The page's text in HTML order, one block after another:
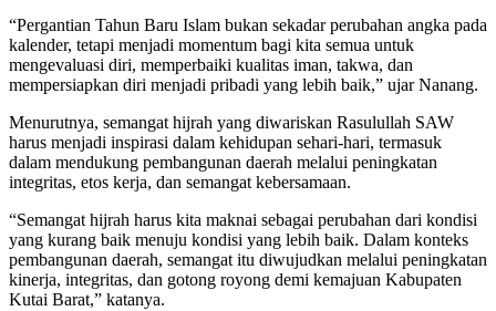
“Pergantian Tahun Baru Islam bukan sekadar perubahan angka pada
kalender, tetapi menjadi momentum bagi kita semua untuk
mengevaluasi diri, memperbaiki kualitas iman, takwa, dan
mempersiapkan diri menjadi pribadi yang lebih baik,” ujar Nanang.
Menurutnya, semangat hijrah yang diwariskan Rasulullah SAW
harus menjadi inspirasi dalam kehidupan sehari-hari, termasuk
dalam mendukung pembangunan daerah melalui peningkatan
integritas, etos kerja, dan semangat kebersamaan.
“Semangat hijrah harus kita maknai sebagai perubahan dari kondisi
yang kurang baik menuju kondisi yang lebih baik. Dalam konteks
pembangunan daerah, semangat itu diwujudkan melalui peningkatan
kinerja, integritas, dan gotong royong demi kemajuan Kabupaten
Kutai Barat,” katanya.